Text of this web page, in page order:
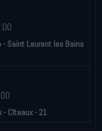
- Saint Laurent les Bains
- Cîteaux - 21